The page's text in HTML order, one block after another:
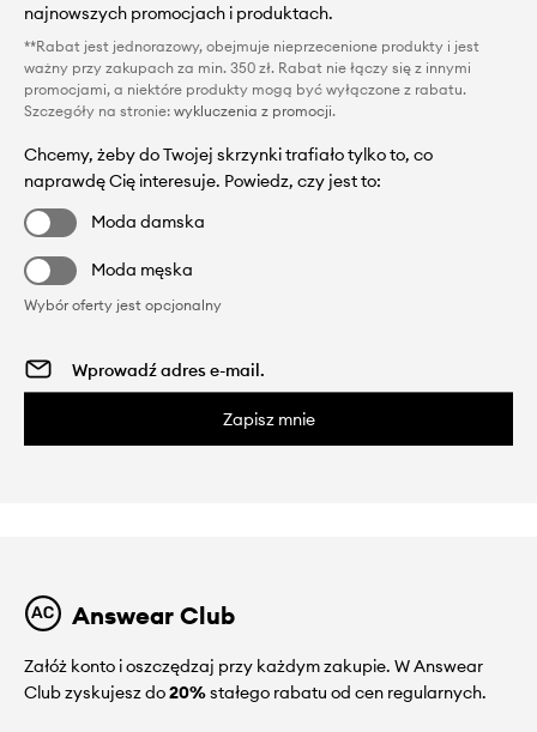
najnowszych promocjach i produktach.
**Rabat jest jednorazowy, obejmuje nieprzecenione produkty i jest
ważny przy zakupach za min. 350 zł. Rabat nie łączy się z innymi
promocjami, a niektóre produkty mogą być wyłączone z rabatu.
Szczegóły na stronie: wykluczenia z promocji.
Chcemy, żeby do Twojej skrzynki trafiało tylko to, co
naprawdę Cię interesuje. Powiedz, czy jest to:
Moda damska
Moda męska
Wybór oferty jest opcjonalny
Zapisz mnie
Answear Club
Załóż konto i oszczędzaj przy każdym zakupie. W Answear
Club zyskujesz do20%stałego rabatu od cen regularnych.